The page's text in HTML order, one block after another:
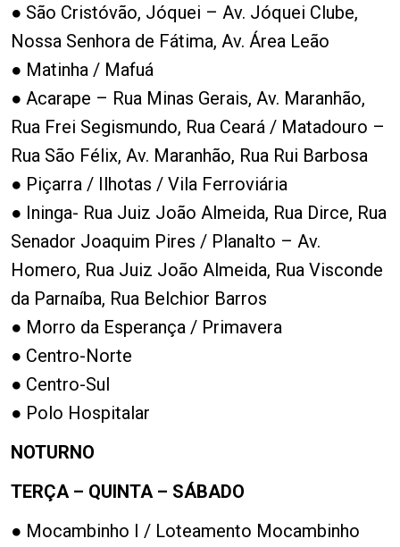
● São Cristóvão, Jóquei – Av. Jóquei Clube,
Nossa Senhora de Fátima, Av. Área Leão
● Matinha / Mafuá
● Acarape – Rua Minas Gerais, Av. Maranhão,
Rua Frei Segismundo, Rua Ceará / Matadouro –
Rua São Félix, Av. Maranhão, Rua Rui Barbosa
● Piçarra / Ilhotas / Vila Ferroviária
● Ininga- Rua Juiz João Almeida, Rua Dirce, Rua
Senador Joaquim Pires / Planalto – Av.
Homero, Rua Juiz João Almeida, Rua Visconde
da Parnaíba, Rua Belchior Barros
● Morro da Esperança / Primavera
● Centro-Norte
● Centro-Sul
● Polo Hospitalar
NOTURNO
TERÇA – QUINTA – SÁBADO
● Mocambinho I / Loteamento Mocambinho